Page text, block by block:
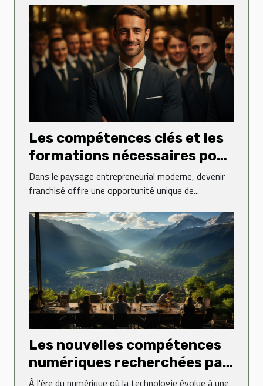
Les compétences clés et les
formations nécessaires pour
exceller en tant que
franchisé
Dans le paysage entrepreneurial moderne, devenir
franchisé offre une opportunité unique de...
Les nouvelles compétences
numériques recherchées par
les entreprises en Haute-
À l'ère du numérique où la technologie évolue à une